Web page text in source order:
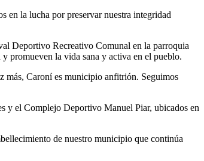
en la lucha por preservar nuestra integridad
Deportivo Recreativo Comunal en la parroquia
promueven la vida sana y activa en el pueblo.
más, Caroní es municipio anfitrión. Seguimos
y el Complejo Deportivo Manuel Piar, ubicados en
de nuestro municipio que continúa